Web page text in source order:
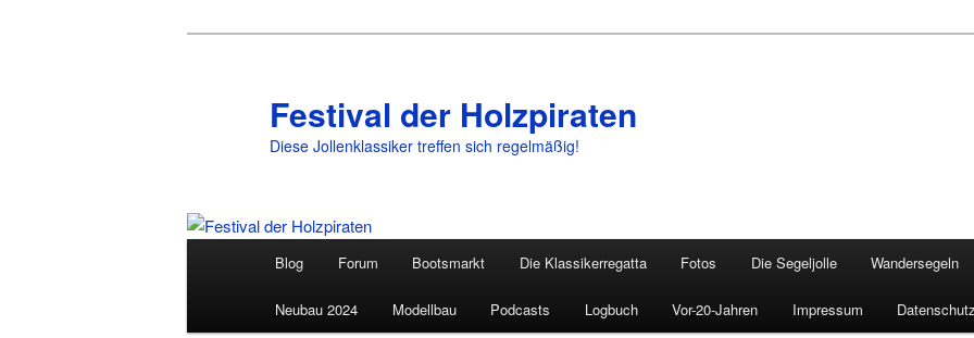
Festival der Holzpiraten
Diese Jollenklassiker treffen sich regelmäßig!
Zum
primären
Blog Forum Bootsmarkt Die Klassikerregatta Fotos Die Segeljolle Wandersegeln
Neubau 2024 Modellbau Podcasts Logbuch Vor-20-Jahren Impressum